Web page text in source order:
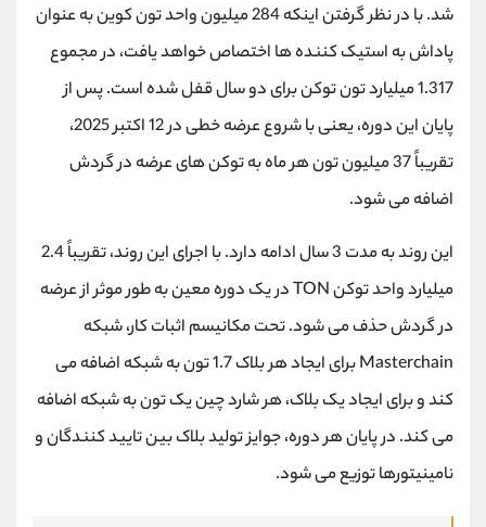
شد. با در نظر گرفتن اینکه 284 میلیون واحد تون کوین به عنوان
پاداش به استیک کننده ها اختصاص خواهد یافت، در مجموع
1.317 میلیارد تون توکن برای دو سال قفل شده است. پس از
پایان این دوره، یعنی با شروع عرضه خطی در 12 اکتبر 2025،
تقریباً 37 میلیون تون هر ماه به توکن های عرضه در گردش
اضافه می شود.
این روند به مدت 3 سال ادامه دارد. با اجرای این روند، تقریباً 2.4
میلیارد واحد توکنTONدر یک دوره معین به طور موثر از عرضه
در گردش حذف می شود. تحت مکانیسم اثبات کار، شبکه
Masterchain
برای ایجاد هر بلاک 1.7 تون به شبکه اضافه می
کند و برای ایجاد یک بلاک، هر شارد چین یک تون به شبکه اضافه
می کند. در پایان هر دوره، جوایز تولید بلاک بین تایید کنندگان و
نامینیتورها توزیع می شود.